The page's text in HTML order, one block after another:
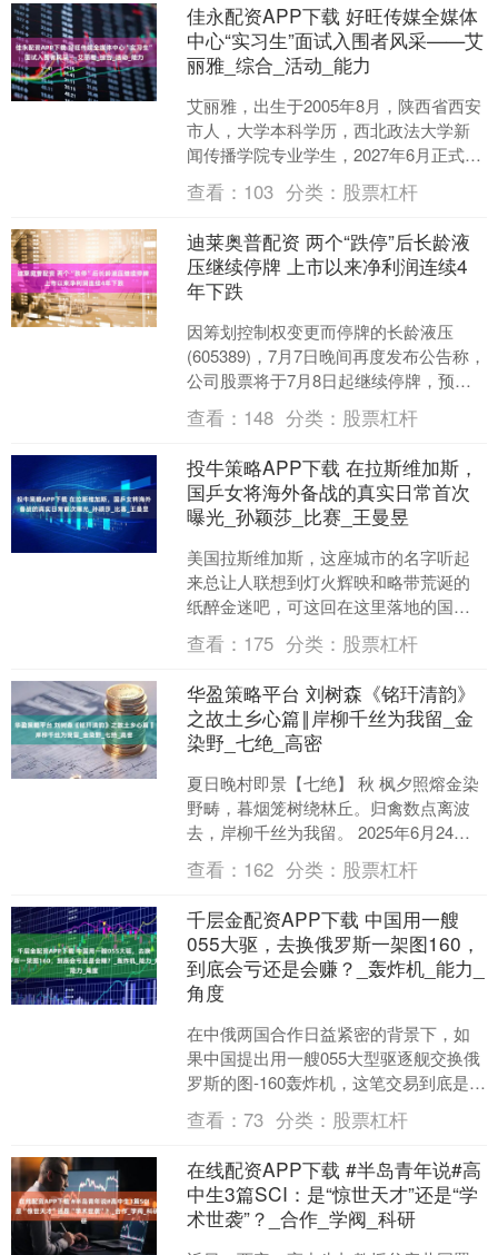
佳永配资APP下载 好旺传媒全媒体
中心“实习生”面试入围者风采——艾
丽雅_综合_活动_能力
艾丽雅，出生于2005年8月，陕西省西安
市人，大学本科学历，西北政法大学新
闻传播学院专业学生，2027年6月正式毕
业。欲进入好旺传媒全媒体中心实习，
增强校外社会....
查看： 103 分类： 股票杠杆
迪莱奥普配资 两个“跌停”后长龄液
压继续停牌 上市以来净利润连续4
年下跌
因筹划控制权变更而停牌的长龄液压
(605389)，7月7日晚间再度发布公告称，
公司股票将于7月8日起继续停牌，预计
继续停牌时间不超过3个交易日。 根据此
前公告，....
查看： 148 分类： 股票杠杆
投牛策略APP下载 在拉斯维加斯，
国乒女将海外备战的真实日常首次
曝光_孙颖莎_比赛_王曼昱
美国拉斯维加斯，这座城市的名字听起
来总让人联想到灯火辉映和略带荒诞的
纸醉金迷吧，可这回在这里落地的国乒
女将们，倒是演绎起了另一番热闹日
常。 时差，还没来得及揉揉....
查看： 175 分类： 股票杠杆
华盈策略平台 刘树森《铭玕清韵》
之故土乡心篇‖岸柳千丝为我留_金
染野_七绝_高密
夏日晚村即景【七绝】 秋 枫夕照熔金染
野畴，暮烟笼树绕林丘。归禽数点离波
去，岸柳千丝为我留。 2025年6月24日
初稿于山东高密【平水韵.仄起首句押
韵】 展开剩....
查看： 162 分类： 股票杠杆
千层金配资APP下载 中国用一艘
055大驱，去换俄罗斯一架图160，
到底会亏还是会赚？_轰炸机_能力_
角度
在中俄两国合作日益紧密的背景下，如
果中国提出用一艘055大型驱逐舰交换俄
罗斯的图-160轰炸机，这笔交易到底是否
划算呢？答案是显而易见的：从各个角
度来看，这笔交....
查看：73 分类： 股票杠杆
在线配资APP下载 #半岛青年说#高
中生3篇SCI：是“惊世天才”还是“学
术世袭”？_合作_学阀_科研